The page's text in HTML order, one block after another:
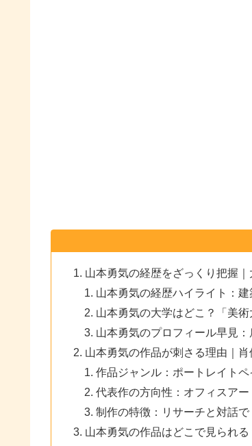
山本勇気の経歴をざっくり把握
山本勇気の経歴ハイライト：
山本勇気の大学はどこ？「美
山本勇気のプロフィール早見
山本勇気の作品が刺さる理由｜
作品ジャンル：ポートレイトペ
代表作の方向性：オフィスア
制作の特徴：リサーチと対話
山本勇気の作品はどこで見られ